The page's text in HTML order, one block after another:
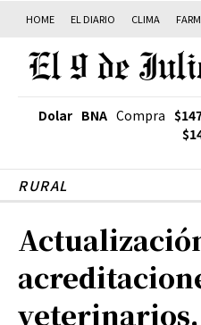
HOME EL DIARIO CLIMA
Dolar BNA Compra
RURAL